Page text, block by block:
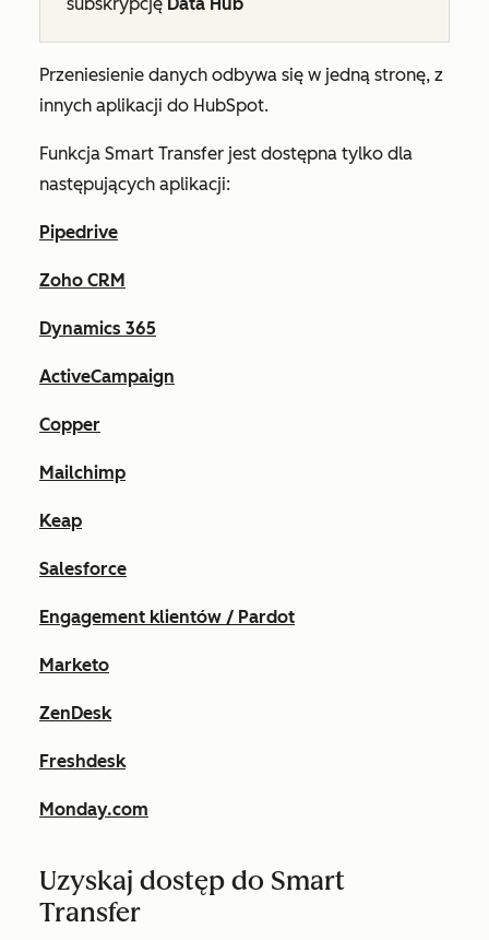
Przeniesienie danych odbywa się w jedną stronę, z
innych aplikacji do HubSpot.
Funkcja Smart Transfer jest dostępna tylko dla
następujących aplikacji:
Pipedrive
Zoho CRM
Dynamics 365
ActiveCampaign
Copper
Mailchimp
Keap
Salesforce
Engagement klientów / Pardot
Marketo
ZenDesk
Freshdesk
Monday.com
Uzyskaj dostęp do Smart
Transfer